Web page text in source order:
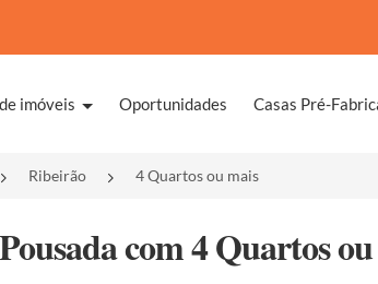
imóveis Oportunidades Casas Pré-
Ribeirão 4 Quartos ou mais
com 4 Quartos